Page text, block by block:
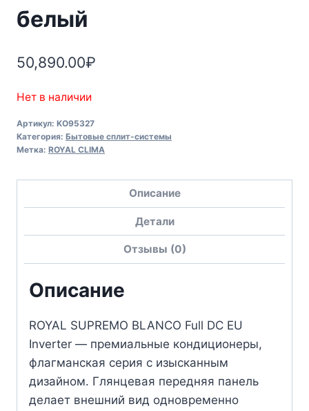
белый
50,890.00₽
Нет в наличии
Артикул: KO95327
Категория: Бытовые сплит-системы
Метка: ROYAL CLIMA
Описание
Детали
Отзывы (0)
Описание
ROYAL SUPREMO BLANCO Full DC EU
Inverter — премиальные кондиционеры,
флагманская серия с изысканным
дизайном. Глянцевая передняя панель
делает внешний вид одновременно